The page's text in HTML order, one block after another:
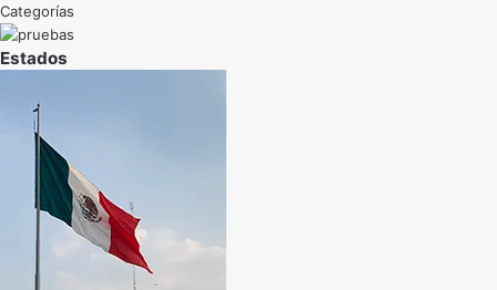
Categorías
Estados